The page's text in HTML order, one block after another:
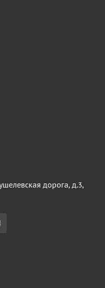
дорога, д.3,